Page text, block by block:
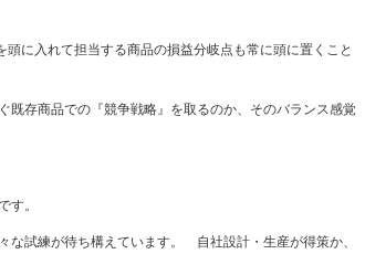
に入れて担当する商品の損益分岐点も常に頭に置くこと
既存商品での『競争戦略』を取るのか、そのバランス感覚
す。
な試練が待ち構えています。 自社設計・生産が得策か、